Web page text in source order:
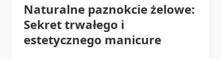
Naturalne paznokcie żelowe:
Sekret trwałego i
estetycznego manicure